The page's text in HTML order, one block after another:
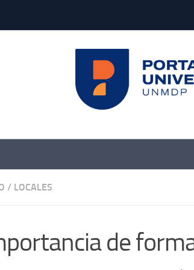
/ LOCALES
de